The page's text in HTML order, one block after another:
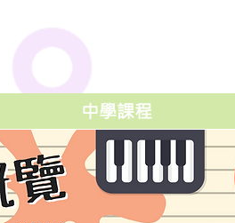
中學課程